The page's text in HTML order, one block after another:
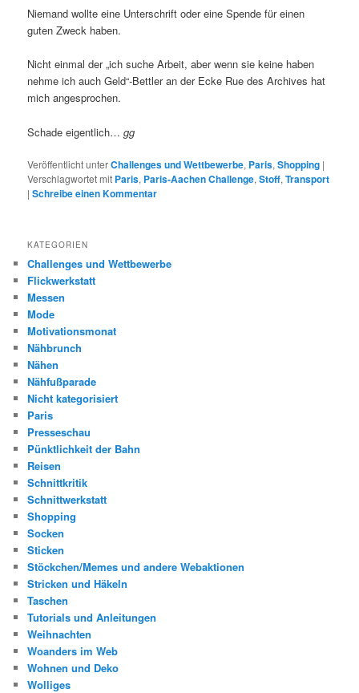
Niemand wollte eine Unterschrift oder eine Spende für einen
guten Zweck haben.
Nicht einmal der „ich suche Arbeit, aber wenn sie keine haben
nehme ich auch Geld“-Bettler an der Ecke Rue des Archives hat
mich angesprochen.
Schade eigentlich…gg
Veröffentlicht unterChallenges und Wettbewerbe, Paris,Shopping |
Verschlagwortet mit Paris, Paris-Aachen Challenge,Stoff,Transport
|Schreibe einen Kommentar
KATEGORIEN
Challenges und Wettbewerbe
Flickwerkstatt
Messen
Mode
Motivationsmonat
Nähbrunch
Nähen
Nähfußparade
Nicht kategorisiert
Paris
Presseschau
Pünktlichkeit der Bahn
Reisen
Schnittkritik
Schnittwerkstatt
Shopping
Socken
Sticken
Stöckchen/Memes und andere Webaktionen
Stricken und Häkeln
Taschen
Tutorials und Anleitungen
Weihnachten
Woanders im Web
Wohnen und Deko
Wolliges